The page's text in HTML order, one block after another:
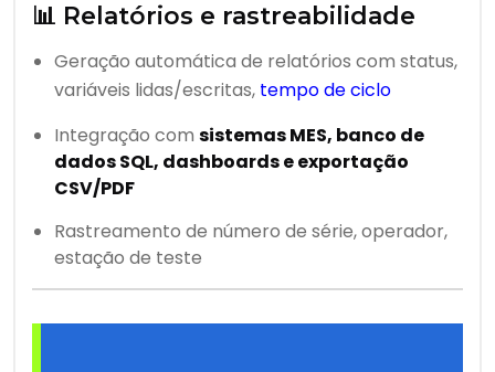
📊 Relatórios e rastreabilidade
Geração automática de relatórios com status,
variáveis lidas/escritas, tempo de ciclo
Integração com sistemas MES, banco de
dados SQL, dashboards e exportação
CSV/PDF
Rastreamento de número de série, operador,
estação de teste